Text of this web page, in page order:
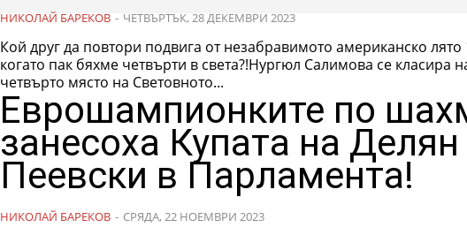
НИКОЛАЙ БАРЕКОВ - ЧЕТВЪРТЪК, 28 ДЕКЕМВРИ 2023
Кой друг да повтори подвига от незабравимото американско лято
когато пак бяхме четвърти в света?!Нургюл Салимова се класира
четвърто място на Световното...
Еврошампионките по
занесоха Купата на Делян
Пеевски в Парламента!
НИКОЛАЙ БАРЕКОВ - СРЯДА, 22 НОЕМВРИ 2023